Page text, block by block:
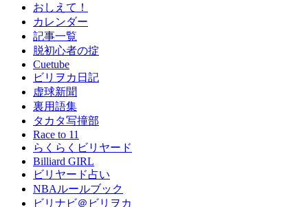
おしえて！
カレンダー
記事一覧
脱初心者の掟
Cuetube
ビリヲカ日記
虚球新聞
裏用語集
タカタ写撞部
Race to 11
らくらくビリヤード
Billiard GIRL
ビリヤード占い
NBAルールブック
ビリナビ＠ビリヲカ